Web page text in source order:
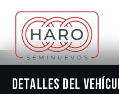
Detalles del